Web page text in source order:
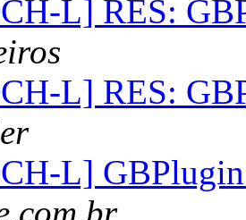
L] RES:
L] RES:
L]